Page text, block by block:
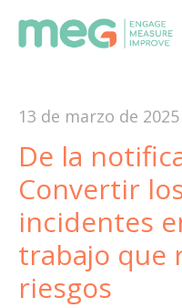
13 de marzo de 2025
De la
Convertir
incidentes
trabajo que
riesgos